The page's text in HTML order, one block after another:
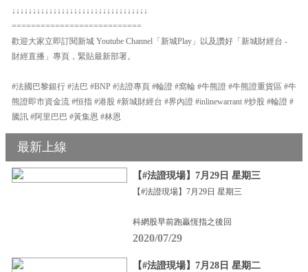
↓↓↓↓↓↓↓↓↓↓↓↓↓↓↓↓↓↓↓↓↓↓↓↓↓↓↓↓↓↓↓↓↓
===========================
歡迎大家立即訂閱新城 Youtube Channel「新城Play」以及讚好「新城財經台 -
財經直播」專頁，緊貼最新部署。
#法國巴黎銀行 #法巴 #BNP #法證專頁 #輪證 #窩輪 #牛熊證 #牛熊證重貨區 #牛
熊證即市資金流 #恒指 #港股 #新城財經台 #界內證 #inlinewarrant #炒股 #輪證 #
騰訊 #阿里巴巴 #黃集恩 #林恩
最新上線
【#法證現場】7月29日 星期三
【#法證現場】7月29日 星期三
科網股早前跑贏恆指之後回
2020/07/29
【#法證現場】7月28日 星期二